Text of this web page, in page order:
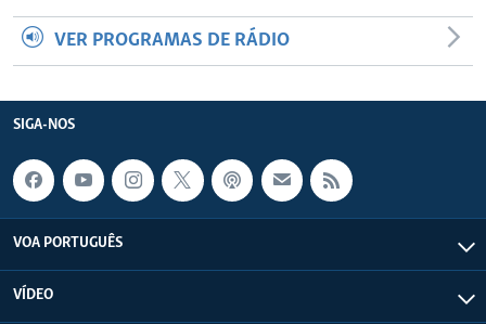
VER PROGRAMAS DE RÁDIO
SIGA-NOS
VOA PORTUGUÊS
VÍDEO